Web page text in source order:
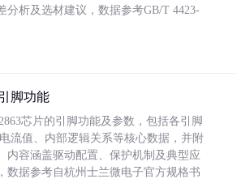
分析及选材建议，数据参考GB/T 4423-
脚功能
芯片的引脚功能及参数，包括各引脚
流值、内部逻辑关系等核心数据，并附
内容涵盖驱动配置、保护机制及典型应
数据参考自杭州士兰微电子官方规格书